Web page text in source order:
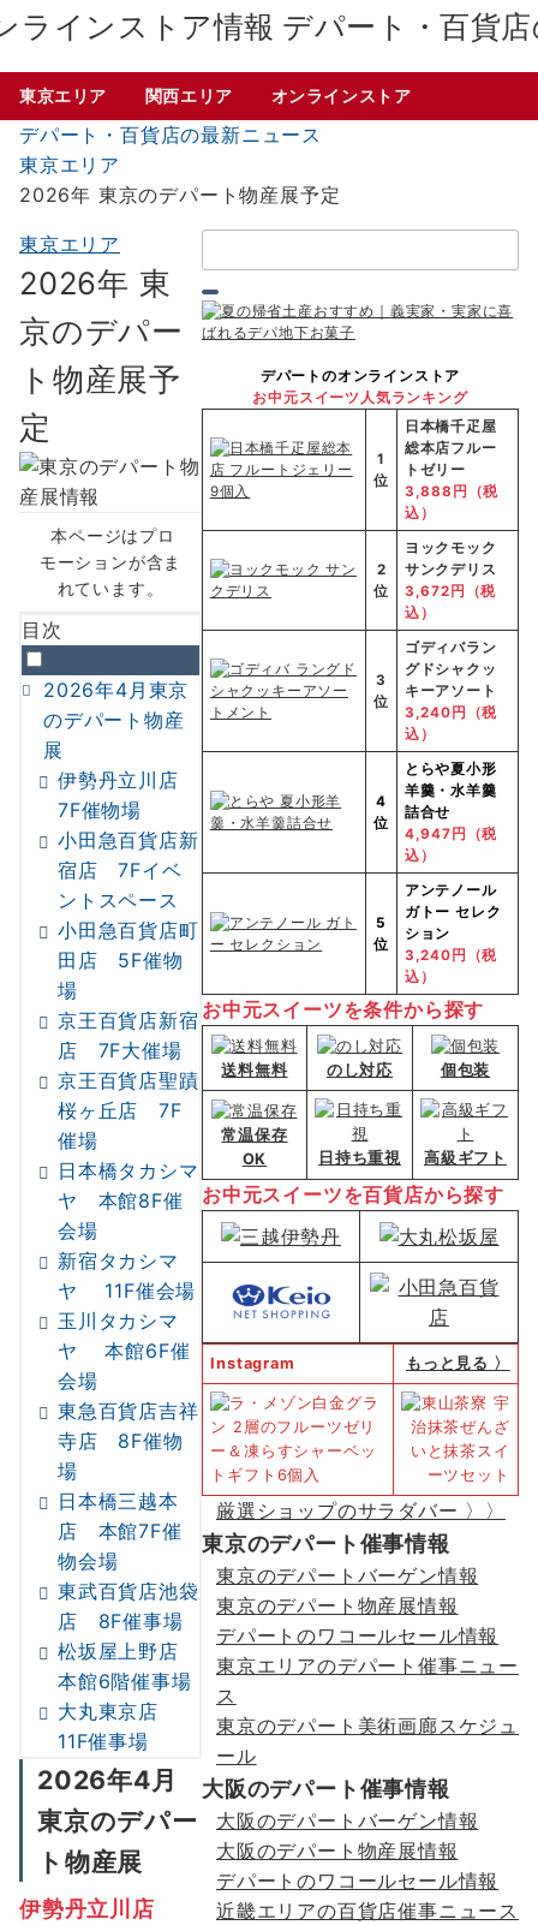
デパート・百貨
東京エリア 関西エリア オンラインストア
デパート・百貨店の最新ニュース
東京エリア
2026年 東京のデパート物産展予定
東京エリア
2026年 東
京のデパー
ト物産展予
定
本ページはプロ
モーションが含ま
れています。
目次
2026年4月東京
のデパート物産
展
伊勢丹立川店
7F催物場
小田急百貨店新
宿店 7Fイベ
ントスペース
小田急百貨店町
田店 5F催物
場
京王百貨店新宿
店 7F大催場
京王百貨店聖蹟
桜ヶ丘店 7F
催場
日本橋タカシマ
ヤ 本館8F催
会場
新宿タカシマ
ヤ 11F催会場
玉川タカシマ
ヤ 本館6F催
会場
東急百貨店吉祥
寺店 8F催物
場
日本橋三越本
店 本館7F催
物会場
東武百貨店池袋
店 8F催事場
松坂屋上野店
本館6階催事場
大丸東京店
11F催事場
2026年4月
東京のデパー
ト物産展
伊勢丹立川店
索：
デパートのオンラインストア
お中元スイーツ人気ランキング
1
位
日本橋千疋屋
総本店フルー
トゼリー
3,888円（税
込）
2
位
ヨックモック
サンクデリス
3,672円（税
込）
3
位
ゴディバラン
グドシャクッ
キーアソート
3,240円（税
込）
4
位
とらや夏小形
羊羹・水羊羹
詰合せ
4,947円（税
込）
5
位
アンテノール
ガトー セレク
ション
3,240円（税
込）
お中元スイーツを条件から探す
送料無料 のし対応 個包装
常温保存
OK
日持ち重視 高級ギフト
お中元スイーツを百貨店から探す
Instagram もっと見る 〉
厳選ショップのサラダバー 〉〉
東京のデパート催事情報
東京のデパートバーゲン情報
東京のデパート物産展情報
デパートのワコールセール情報
東京エリアのデパート催事ニュー
ス
東京のデパート美術画廊スケジュ
ール
大阪のデパート催事情報
大阪のデパートバーゲン情報
大阪のデパート物産展情報
デパートのワコールセール情報
近畿エリアの百貨店催事ニュース